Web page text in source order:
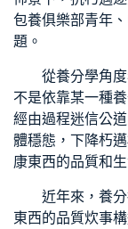
包養俱樂部青年
題。
從養分學角
不是依靠某一種
經由過程迷信公
體穩態，下降朽
康東西的品質和
近年來，養
東西的品質炊事